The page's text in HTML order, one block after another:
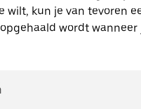
wilt, kun je van tevoren
wordt wanneer